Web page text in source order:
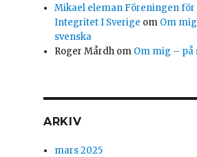
Mikael eleman Föreningen
Integritet I Sverige om Om
svenska
Roger Mårdh om Om mig – på
ARKIV
mars 2025